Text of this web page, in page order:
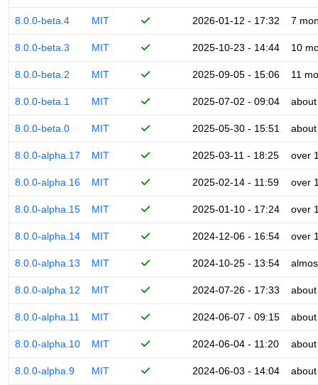
8.0.0-beta.4 MIT 2026-01-12 - 17:32 7
8.0.0-beta.3 MIT 2025-10-23 - 14:44 10
8.0.0-beta.2 MIT 2025-09-05 - 15:06 11
8.0.0-beta.1 MIT 2025-07-02 - 09:04
8.0.0-beta.0 MIT 2025-05-30 - 15:51
8.0.0-alpha.17 MIT 2025-03-11 - 18:25 over
8.0.0-alpha.16 MIT 2025-02-14 - 11:59 over
8.0.0-alpha.15 MIT 2025-01-10 - 17:24 over
8.0.0-alpha.14 MIT 2024-12-06 - 16:54 over
8.0.0-alpha.13 MIT 2024-10-25 - 13:54
8.0.0-alpha.12 MIT 2024-07-26 - 17:33
8.0.0-alpha.11 MIT 2024-06-07 - 09:15
8.0.0-alpha.10 MIT 2024-06-04 - 11:20
8.0.0-alpha.9 MIT 2024-06-03 - 14:04